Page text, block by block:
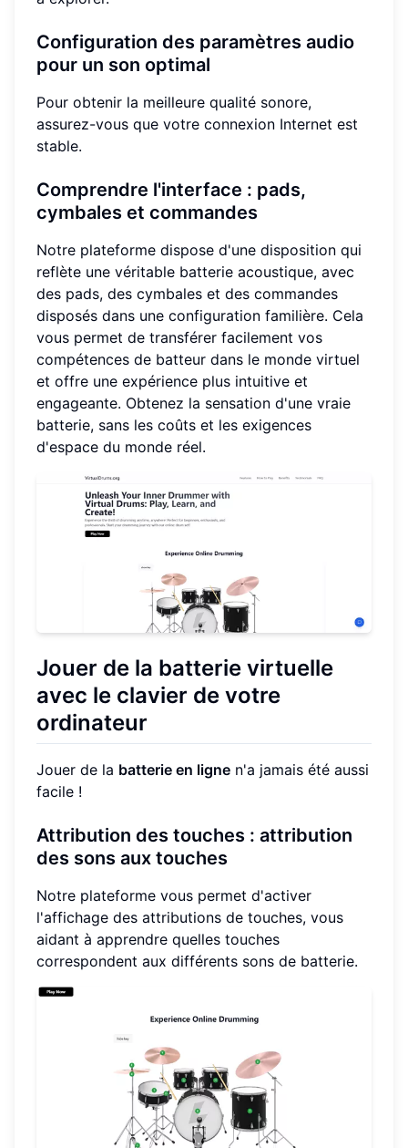
Configuration des paramètres audio
pour un son optimal
Pour obtenir la meilleure qualité sonore,
assurez-vous que votre connexion Internet est
stable.
Comprendre l'interface : pads,
cymbales et commandes
Notre plateforme dispose d'une disposition qui
reflète une véritable batterie acoustique, avec
des pads, des cymbales et des commandes
disposés dans une configuration familière. Cela
vous permet de transférer facilement vos
compétences de batteur dans le monde virtuel
et offre une expérience plus intuitive et
engageante. Obtenez la sensation d'une vraie
batterie, sans les coûts et les exigences
d'espace du monde réel.
Jouer de la batterie virtuelle
avec le clavier de votre
ordinateur
Jouer de la batterie en ligne n'a jamais été aussi
facile !
Attribution des touches : attribution
des sons aux touches
Notre plateforme vous permet d'activer
l'affichage des attributions de touches, vous
aidant à apprendre quelles touches
correspondent aux différents sons de batterie.